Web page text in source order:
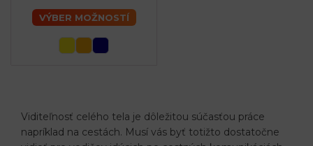
VÝBER MOŽNOSTÍ
Viditeľnosť celého tela je dôležitou súčasťou práce
napríklad na cestách. Musí vás byť totižto dostatočne